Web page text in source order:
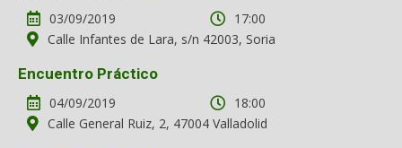
03/09/2019
17:00
Calle Infantes de Lara, s/n 42003, Soria
Encuentro Práctico
04/09/2019
18:00
Calle General Ruiz, 2, 47004 Valladolid